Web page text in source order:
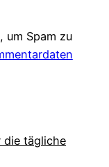
um Spam zu
die tägliche